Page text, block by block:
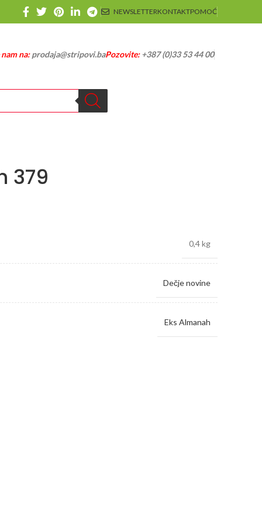
NEWSLETTERKONTAKTPOMOĆ
na:prodaja@stripovi.baPozovite:+387 (0)33 53 44 00
379
0,4 kg
Dečje novine
Eks Almanah